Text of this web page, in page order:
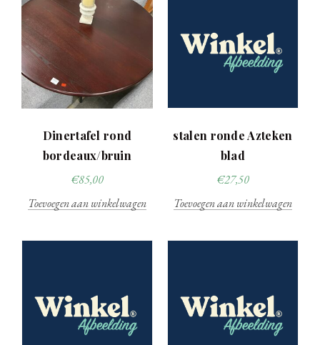
Dinertafel rond
bordeaux/bruin
€85,00
Toevoegen aan winkelwagen
stalen ronde Azteken
blad
€27,50
Toevoegen aan winkelwagen